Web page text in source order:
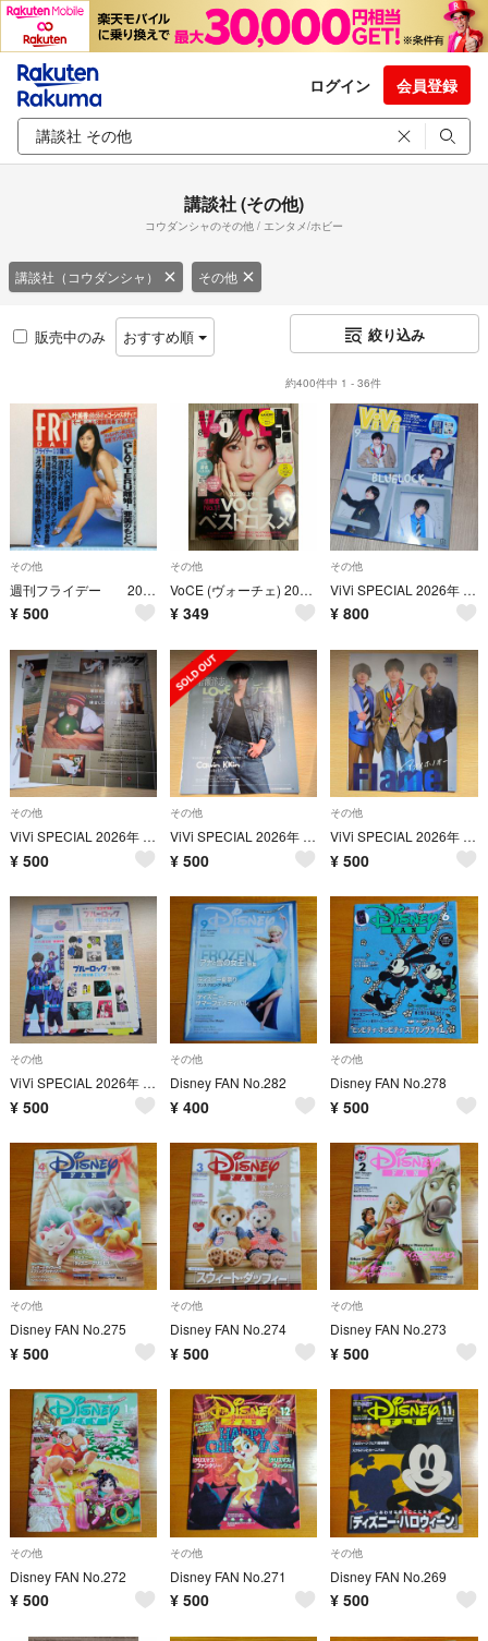
ログイン 会員登録
講談社 (その他)
コウダンシャのその他 / エンタメ/ホビー
講談社（コウダンシャ） その他
販売中のみ おすすめ順 絞り込み
約400件中 1 - 36件
その他
週刊フライデー 2000年３・31日号
¥ 500
その他
VoCE (ヴォーチェ) 2026年 08月号 [雑誌のみ]
¥ 349
その他
ViVi SPECIAL 2026年 09月号 [雑誌]
¥ 800
その他
ViVi SPECIAL 2026年 09月号 [雑誌] 鎮西寿々歌 山﨑天 セット売り切り抜き
¥ 500
その他
ViVi SPECIAL 2026年 09月号 [雑誌] 岩瀬洋志 切り抜き
¥ 500
その他
ViVi SPECIAL 2026年 09月号 [雑誌] ブルーロック 高橋文哉 桜井海音 高橋恭平 K 切り抜き
¥ 500
その他
ViVi SPECIAL 2026年 09月号 [雑誌] ブルーロック推しシーンステッカー
¥ 500
その他
Disney FAN No.282
¥ 400
その他
Disney FAN No.278
¥ 500
その他
Disney FAN No.275
¥ 500
その他
Disney FAN No.274
¥ 500
その他
Disney FAN No.273
¥ 500
その他
Disney FAN No.272
¥ 500
その他
Disney FAN No.271
¥ 500
その他
Disney FAN No.269
¥ 500